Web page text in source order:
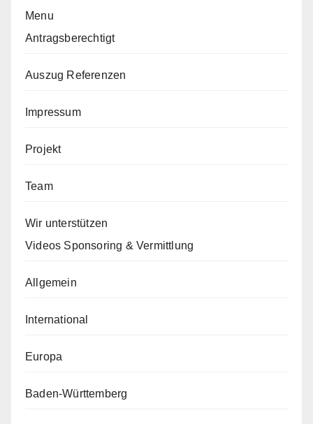
Menu
Antragsberechtigt
Auszug Referenzen
Impressum
Projekt
Team
Wir unterstützen
Videos Sponsoring & Vermittlung
Allgemein
International
Europa
Baden-Württemberg